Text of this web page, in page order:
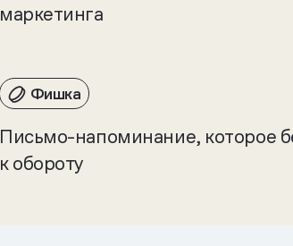
маркетинга
Фишка
Письмо-напоминание, которое
к обороту